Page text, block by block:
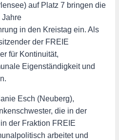
auf Platz 7 bringen die
Jahre
in den Kreistag ein. Als
der FREIE
für Kontinuität,
Eigenständigkeit und
Esch (Neuberg),
die in der
der Fraktion FREIE
arbeitet und